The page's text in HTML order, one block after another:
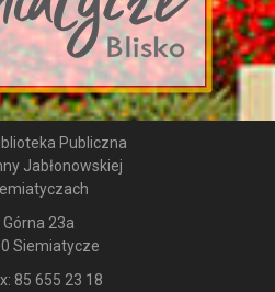
Publiczna
Jabłonowskiej
Górna 23a
Siemiatycze
85 655 23 18